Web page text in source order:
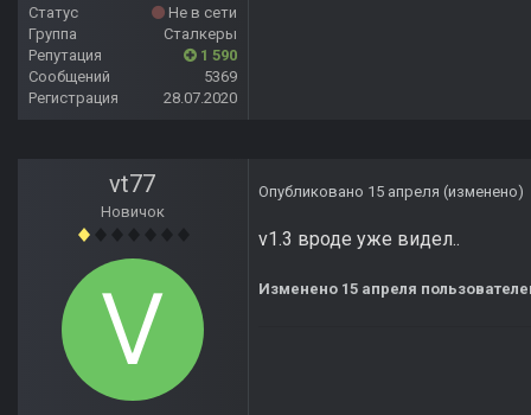
Статус
Не в сети
Группа
Сталкеры
Репутация
1 590
Сообщений
5369
Регистрация
28.07.2020
vt77
Новичок
Опубликовано 15 апреля (изменено)
v1.3 вроде уже видел..
Изменено 15 апреля